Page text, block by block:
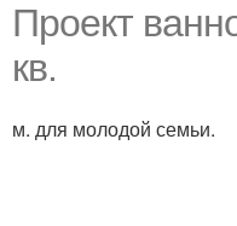
Проект
кв.
м. для молодой семьи.